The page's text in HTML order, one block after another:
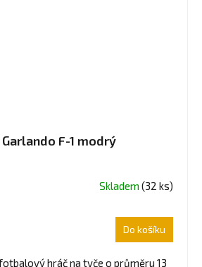
Garlando F-1 modrý
Skladem(32 ks)
Do košíku
hráč na tyče o průměru 13